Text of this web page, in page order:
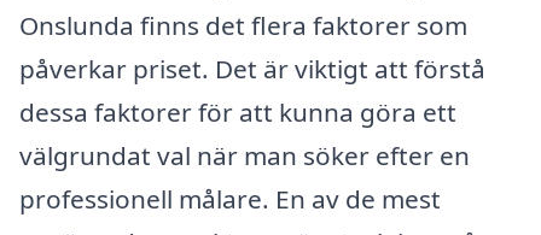
Onslunda finns det flera faktorer som
påverkar priset. Det är viktigt att förstå
dessa faktorer för att kunna göra ett
välgrundat val när man söker efter en
professionell målare. En av de mest